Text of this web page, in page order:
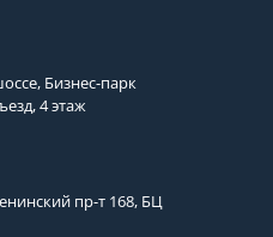
Бизнес-парк
4 этаж
пр-т 168, БЦ